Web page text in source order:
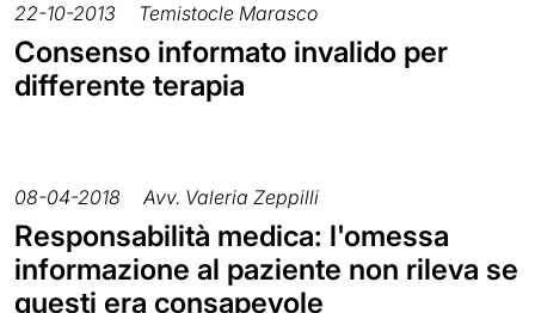
22-10-2013 Temistocle Marasco
Consenso informato invalido per
differente terapia
08-04-2018 Avv. Valeria Zeppilli
Responsabilità medica: l'omessa
informazione al paziente non rileva se
questi era consapevole